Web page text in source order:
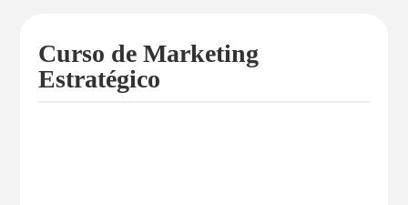
Curso de Marketing
Estratégico